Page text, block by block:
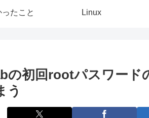
たこと Linux
の初回rootパスワード
う